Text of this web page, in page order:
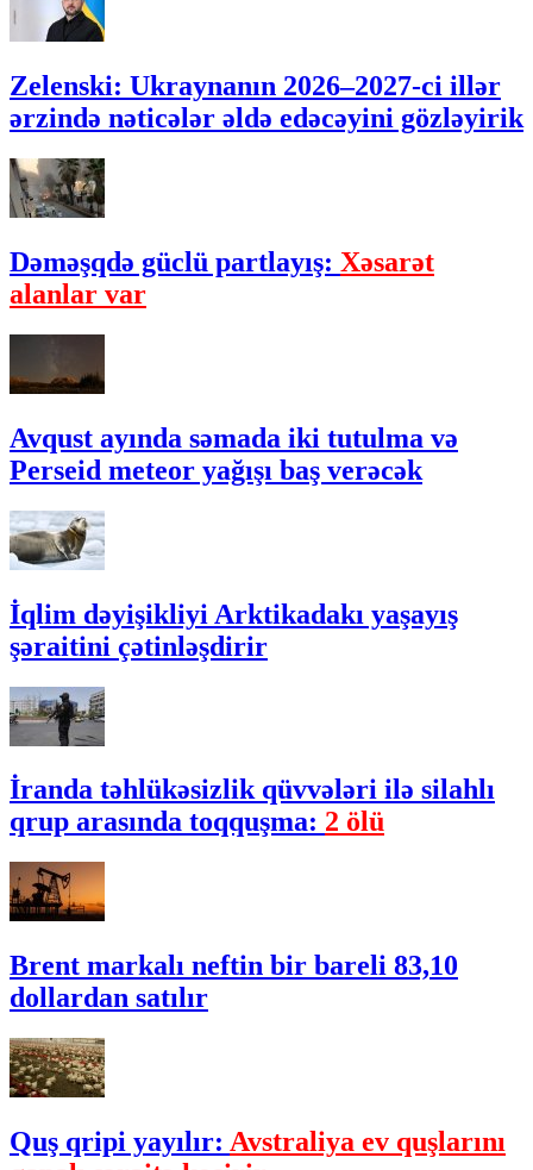
Zelenski: Ukraynanın 2026–2027-ci illər
ərzində nəticələr əldə edəcəyini gözləyirik
Dəməşqdə güclü partlayış: Xəsarət
alanlar var
Avqust ayında səmada iki tutulma və
Perseid meteor yağışı baş verəcək
İqlim dəyişikliyi Arktikadakı yaşayış
şəraitini çətinləşdirir
İranda təhlükəsizlik qüvvələri ilə silahlı
qrup arasında toqquşma: 2 ölü
Brent markalı neftin bir bareli 83,10
dollardan satılır
Quş qripi yayılır: Avstraliya ev quşlarını